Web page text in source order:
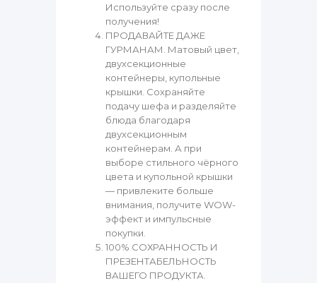
Используйте сразу после
получения!
ПРОДАВАЙТЕ ДАЖЕ
ГУРМАНАМ. Матовый цвет,
двухсекционные
контейнеры, купольные
крышки. Сохраняйте
подачу шефа и разделяйте
блюда благодаря
двухсекционным
контейнерам. А при
выборе стильного чёрного
цвета и купольной крышки
— привлеките больше
внимания, получите WOW-
эффект и импульсные
покупки.
100% СОХРАННОСТЬ И
ПРЕЗЕНТАБЕЛЬНОСТЬ
ВАШЕГО ПРОДУКТА.